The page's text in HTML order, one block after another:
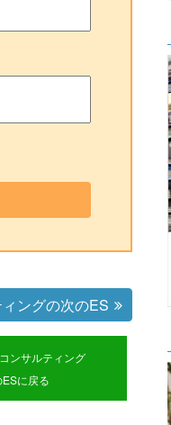
ングの次のES
ンサルティング
ESに戻る